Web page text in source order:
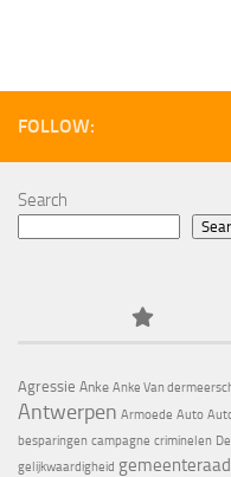
FOLLOW:
Search
Agressie Anke Anke Van
Antwerpen Armoede Auto
besparingen campagne criminelen
gelijkwaardigheid gemeenteraad